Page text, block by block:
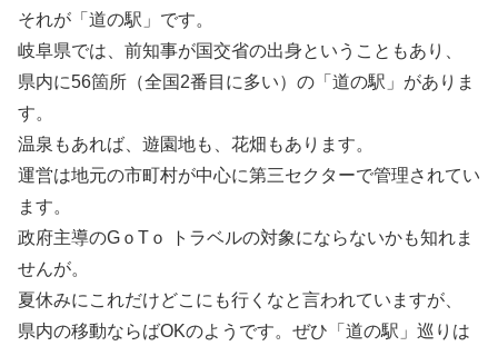
それが「道の駅」です。
岐阜県では、前知事が国交省の出身ということもあり、
県内に56箇所（全国2番目に多い）の「道の駅」がありま
す。
温泉もあれば、遊園地も、花畑もあります。
運営は地元の市町村が中心に第三セクターで管理されてい
ます。
政府主導のGｏTｏ トラベルの対象にならないかも知れま
せんが。
夏休みにこれだけどこにも行くなと言われていますが、
県内の移動ならばOKのようです。ぜひ「道の駅」巡りは